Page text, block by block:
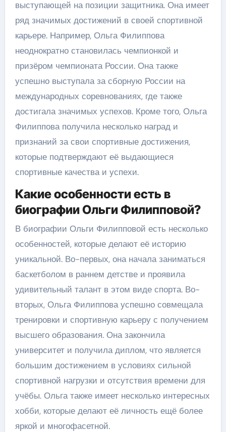
выступающей на позиции защитника. Она имеет
ряд значимых достижений в своей спортивной
карьере. Например, Ольга Филиппова
неоднократно становилась чемпионкой и
призёром чемпионата России. Она также
успешно выступала за сборную России на
международных соревнованиях, где также
достигала значимых успехов. Кроме того, Ольга
Филиппова получила несколько наград и
признаний за свои спортивные достижения,
которые подтверждают её выдающиеся
спортивные качества и успехи.
Какие особенности есть в
биографии Ольги Филипповой?
В биографии Ольги Филипповой есть несколько
особенностей, которые делают её историю
уникальной. Во-первых, она начала заниматься
баскетболом в раннем детстве и проявила
удивительный талант в этом виде спорта. Во-
вторых, Ольга Филиппова успешно совмещала
тренировки и спортивную карьеру с получением
высшего образования. Она закончила
университет и получила диплом, что является
большим достижением в условиях сильной
спортивной нагрузки и отсутствия времени для
учёбы. Ольга также имеет несколько интересных
хобби, которые делают её личность ещё более
яркой и многофасетной.